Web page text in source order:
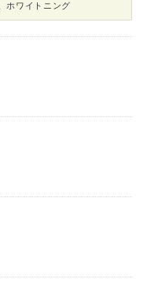
ホワイトニング